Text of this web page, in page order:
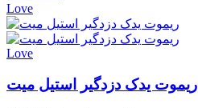
Love
Love
ریموت یدک دزدگیر استیل میت